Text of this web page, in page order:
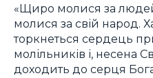
«Щиро молися за людей
молися за свій народ.
торкнеться сердець
молільників і, несена
доходить до серця